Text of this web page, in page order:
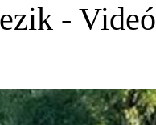
- Videó